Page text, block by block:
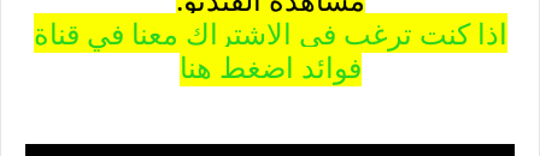
اذا كنت ترغب في الاشتراك معنا في قناة
فوائد اضغط هنا